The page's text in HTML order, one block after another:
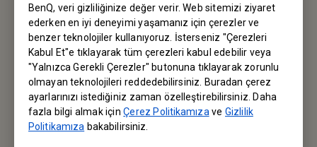
BenQ, veri gizliliğinize değer verir. Web sitemizi ziyaret
ederken en iyi deneyimi yaşamanız için çerezler ve
benzer teknolojiler kullanıyoruz. İsterseniz "Çerezleri
Kabul Et"e tıklayarak tüm çerezleri kabul edebilir veya
"Yalnızca Gerekli Çerezler" butonuna tıklayarak zorunlu
olmayan teknolojileri reddedebilirsiniz. Buradan çerez
ayarlarınızı istediğiniz zaman özelleştirebilirsiniz. Daha
fazla bilgi almak içinÇerez Politikamıza veGizlilik
Politikamıza bakabilirsiniz.
Bültene kayıt olun
İlk siz haberdar olun.
Abone olun